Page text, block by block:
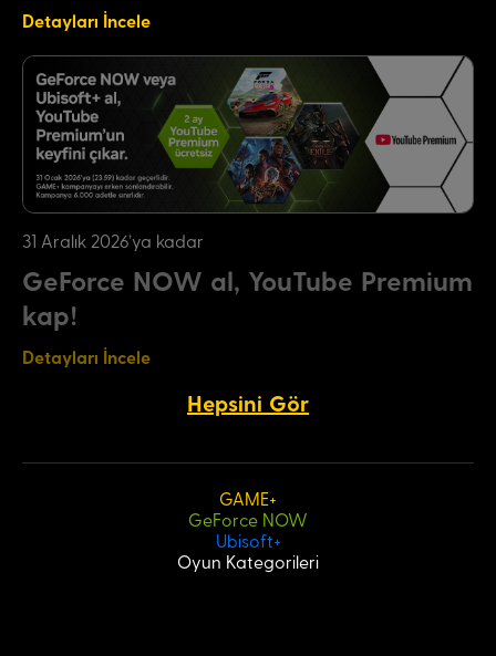
Detayları İncele
31 Aralık 2026'ya kadar
GeForce NOW al, YouTube Premium
kap!
Detayları İncele
Hepsini Gör
GAME+
GeForce NOW
Ubisoft+
Oyun Kategorileri